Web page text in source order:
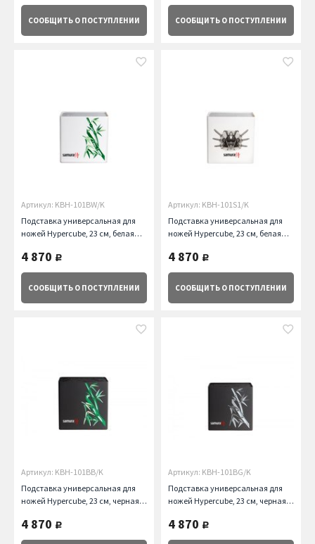
СООБЩИТЬ О ПОСТУПЛЕНИИ СООБЩИТЬ О ПОСТУПЛЕНИИ
Артикул: KBH-101BW/K
Подставка универсальная для
ножей Hypercube, 23 см, белая
4 870 руб.
СООБЩИТЬ О ПОСТУПЛЕНИИ
Артикул: KBH-101S1/K
Подставка универсальная для
ножей Hypercube, 23 см, белая
4 870 руб.
СООБЩИТЬ О ПОСТУПЛЕНИИ
Артикул: KBH-101BB/K
Подставка универсальная для
ножей Hypercube, 23 см, черная
4 870 руб.
Артикул: KBH-101BG/K
Подставка универсальная для
ножей Hypercube, 23 см, черная
4 870 руб.